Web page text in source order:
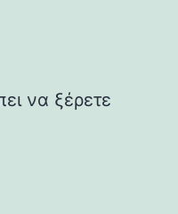
να ξέρετε